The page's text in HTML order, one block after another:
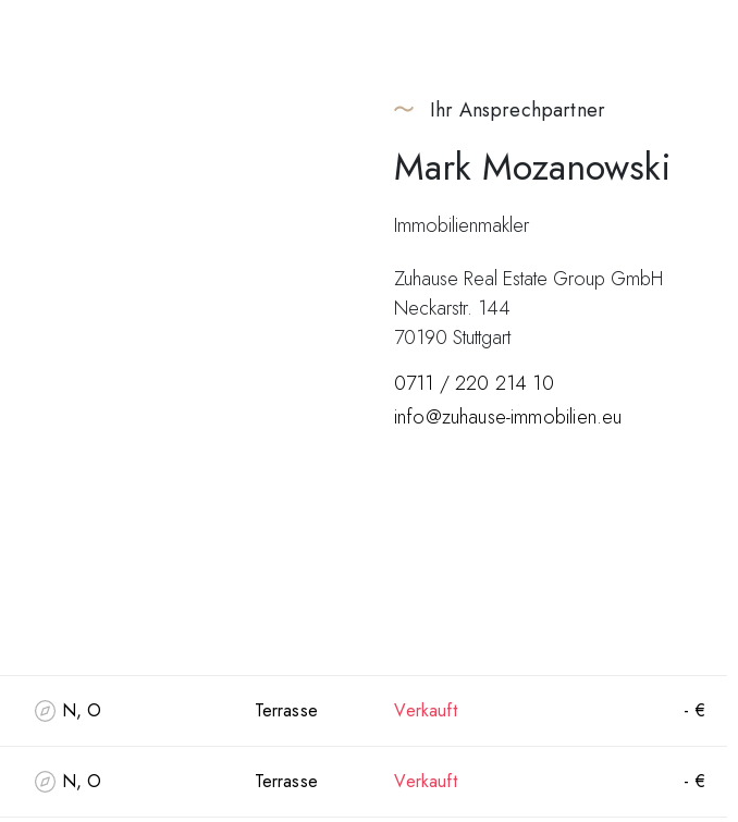
Ihr Ansprechpartner
Mark Mozanowski
Immobilienmakler
Zuhause Real Estate Group GmbH
Neckarstr. 144
70190 Stuttgart
0711 / 220 214 10
info@zuhause-immobilien.eu
N, O Terrasse Verkauft - €
N, O Terrasse Verkauft - €